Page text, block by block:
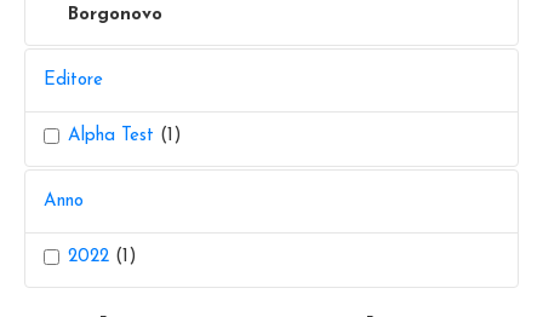
Borgonovo
Editore
Alpha Test (1)
Anno
2022 (1)